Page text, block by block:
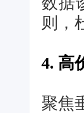
则，
4. 高
聚焦